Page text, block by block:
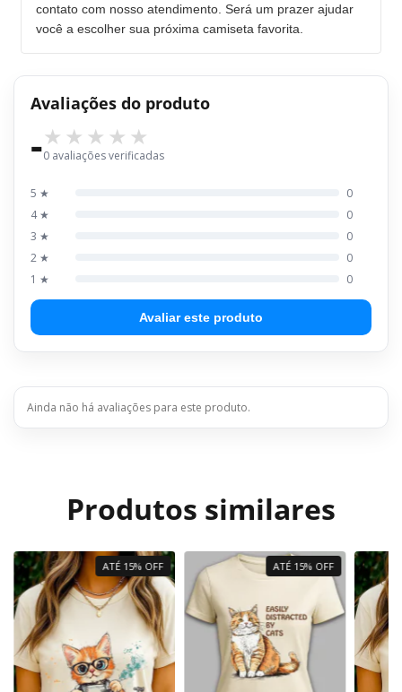
contato com nosso atendimento. Será um prazer ajudar
você a escolher sua próxima camiseta favorita.
Avaliações do produto
-0 avaliações verificadas
5 ★
0
4 ★
0
3 ★
0
2 ★
0
1 ★
0
Avaliar este produto
Ainda não há avaliações para este produto.
Produtos similares
ATÉ 15% OFF ATÉ 15% OFF